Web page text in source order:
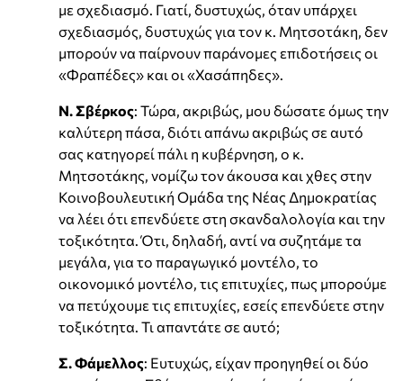
με σχεδιασμό. Γιατί, δυστυχώς, όταν υπάρχει
σχεδιασμός, δυστυχώς για τον κ. Μητσοτάκη, δεν
μπορούν να παίρνουν παράνομες επιδοτήσεις οι
«Φραπέδες» και οι «Χασάπηδες».
Ν. Σβέρκος: Τώρα, ακριβώς, μου δώσατε όμως την
καλύτερη πάσα, διότι απάνω ακριβώς σε αυτό
σας κατηγορεί πάλι η κυβέρνηση, ο κ.
Μητσοτάκης, νομίζω τον άκουσα και χθες στην
Κοινοβουλευτική Ομάδα της Νέας Δημοκρατίας
να λέει ότι επενδύετε στη σκανδαλολογία και την
τοξικότητα. Ότι, δηλαδή, αντί να συζητάμε τα
μεγάλα, για το παραγωγικό μοντέλο, το
οικονομικό μοντέλο, τις επιτυχίες, πως μπορούμε
να πετύχουμε τις επιτυχίες, εσείς επενδύετε στην
τοξικότητα. Τι απαντάτε σε αυτό;
Σ. Φάμελλος: Ευτυχώς, είχαν προηγηθεί οι δύο